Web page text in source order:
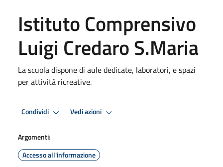
Istituto Comprensivo
Luigi Credaro S.Maria
La scuola dispone di aule dedicate, laboratori, e spazi
per attività ricreative.
Condividi Vedi azioni
Argomenti:
Accesso all'informazione